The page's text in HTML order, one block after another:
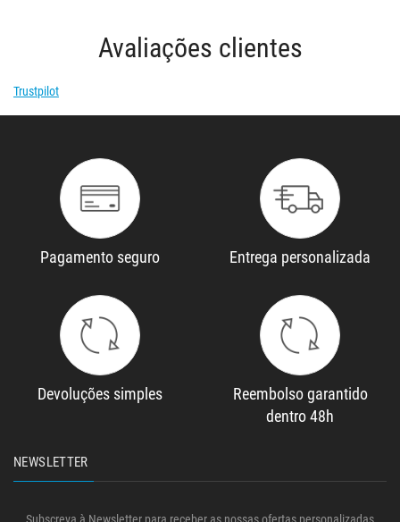
Avaliações clientes
Trustpilot
Reembolso garantido
NEWSLETTER